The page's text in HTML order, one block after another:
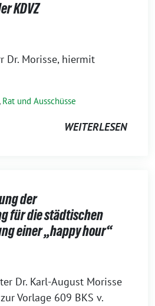
KDVZ
Dr. Morisse, hiermit
Rat und Ausschüsse
WEITERLESEN
der
für die städtischen
einer „happy hour“
Dr. Karl-August Morisse
Vorlage 609 BKS v.